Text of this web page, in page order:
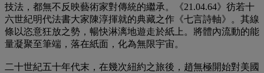
技法，都無不反映藝術家對傳統的繼承。《21.04.64》彷若十
六世紀明代法書大家陳淳揮就的典藏之作《七言詩軸》。其線
條以恣意狂放之勢，暢快淋漓地遊走於紙上。將體內流動的能
量凝聚至筆端，落在紙面，化為無限宇宙。
二十世紀五十年代末，在幾次紐約之旅後，趙無極開始對美國